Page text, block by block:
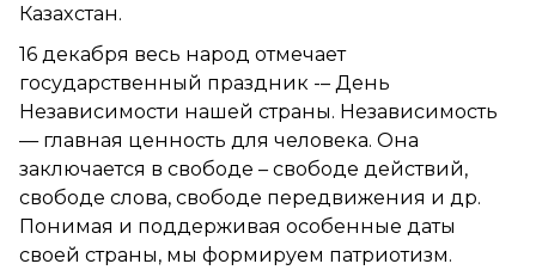
Казахстан.
16 декабря весь народ отмечает
государственный праздник -– День
Независимости нашей страны. Независимость
— главная ценность для человека. Она
заключается в свободе – свободе действий,
свободе слова, свободе передвижения и др.
Понимая и поддерживая особенные даты
своей страны, мы формируем патриотизм.